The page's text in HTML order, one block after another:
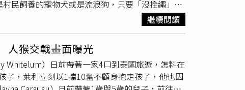
民飼養的寵物犬或是流浪狗，只要「沒拴繩」一
猛打致死，後車廂上全是慘死的血淋淋狗屍。對
染狂犬病身亡，為了保障民眾生命安全才進行撲
後，引起大批網友怒批，「簡直是胡作非
政」、「不是有狂犬疫苗
吃狗肉了。」
繼續閱讀
人猴交戰畫面曝光
Whitelum）日前帶著一家4口到泰國旅遊，怎料在
子，萊利立刻以1擋10奮不顧身抱走孩子，他也因